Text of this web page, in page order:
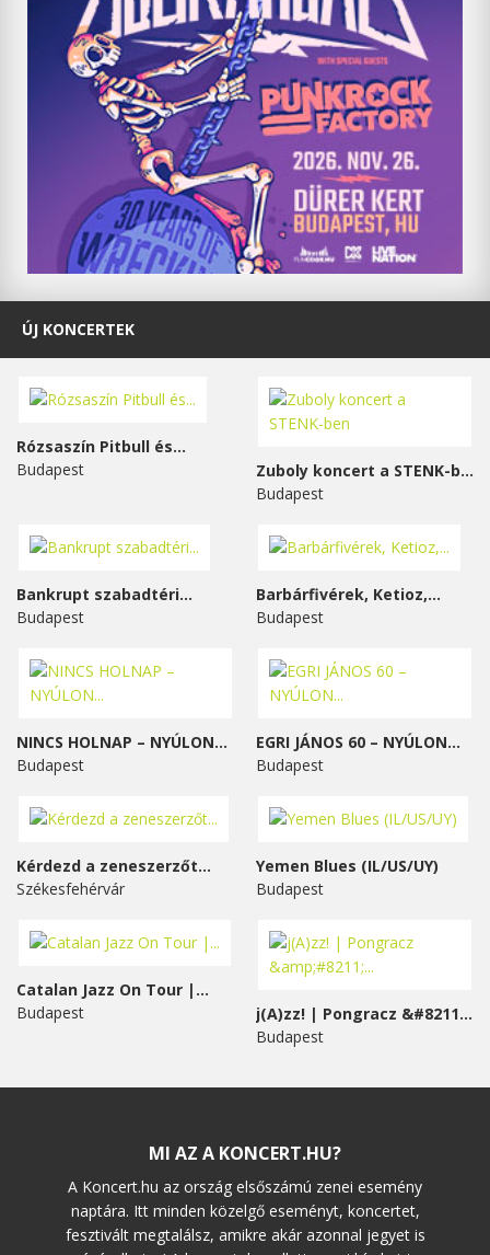
ÚJ KONCERTEK
Rózsaszín Pitbull és...
Budapest
Zuboly koncert a STENK-ben
Budapest
Bankrupt szabadtéri...
Budapest
Barbárfivérek, Ketioz,...
Budapest
NINCS HOLNAP – NYÚLON...
Budapest
EGRI JÁNOS 60 – NYÚLON...
Budapest
Kérdezd a zeneszerzőt...
Székesfehérvár
Yemen Blues (IL/US/UY)
Budapest
Catalan Jazz On Tour |...
Budapest
j(A)zz! | Pongracz &#8211;...
Budapest
MI AZ A KONCERT.HU?
A Koncert.hu az ország elsőszámú zenei esemény
naptára. Itt minden közelgő eseményt, koncertet,
fesztivált megtalálsz, amikre akár azonnal jegyet is